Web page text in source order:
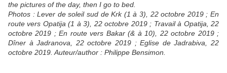
the pictures of the day, then I go to bed.
Photos : Lever de soleil sud de Krk (1 à 3), 22 octobre 2019 ; En
route vers Opatija (1 à 3), 22 octobre 2019 ; Travail à Opatija, 22
octobre 2019 ; En route vers Bakar (& à 10), 22 octobre 2019 ;
Dîner à Jadranova, 22 octobre 2019 ; Eglise de Jadrabiva, 22
octobre 2019. Auteur/author : Philippe Bensimon.